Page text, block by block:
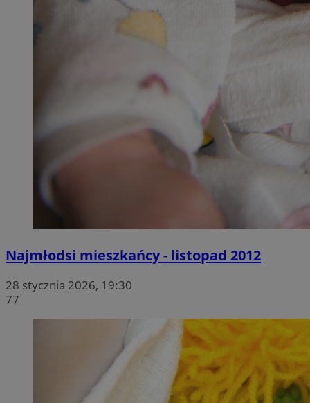
Najmłodsi mieszkańcy - listopad 2012
28 stycznia 2026, 19:30
77